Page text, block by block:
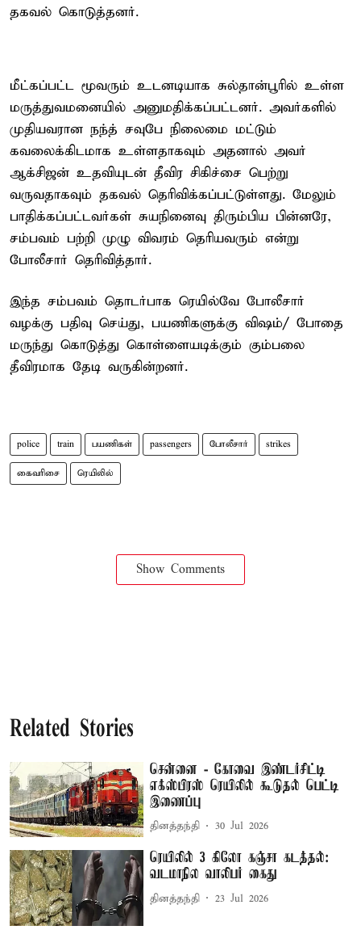
தகவல் கொடுத்தனர்.
மீட்கப்பட்ட மூவரும் உடனடியாக சுல்தான்பூரில் உள்ள
மருத்துவமனையில் அனுமதிக்கப்பட்டனர். அவர்களில்
முதியவரான நந்த் சவுபே நிலைமை மட்டும்
கவலைக்கிடமாக உள்ளதாகவும் அதனால் அவர்
ஆக்சிஜன் உதவியுடன் தீவிர சிகிச்சை பெற்று
வருவதாகவும் தகவல் தெரிவிக்கப்பட்டுள்ளது. மேலும்
பாதிக்கப்பட்டவர்கள் சுயநினைவு திரும்பிய பின்னரே,
சம்பவம் பற்றி முழு விவரம் தெரியவரும் என்று
போலீசார் தெரிவித்தார்.
இந்த சம்பவம் தொடர்பாக ரெயில்வே போலீசார்
வழக்கு பதிவு செய்து, பயணிகளுக்கு விஷம்/ போதை
மருந்து கொடுத்து கொள்ளையடிக்கும் கும்பலை
தீவிரமாக தேடி வருகின்றனர்.
police train பயணிகள் passengers போலீசார் strikes
கைவரிசை ரெயிலில்
Show Comments
Related Stories
சென்னை - கோவை இண்டர்சிட்டி
எக்ஸ்பிரஸ் ரெயிலில் கூடுதல் பெட்டி
இணைப்பு
தினத்தந்தி 30 Jul 2026
ரெயிலில் 3 கிலோ கஞ்சா கடத்தல்:
வடமாநில வாலிபர் கைது
தினத்தந்தி 23 Jul 2026